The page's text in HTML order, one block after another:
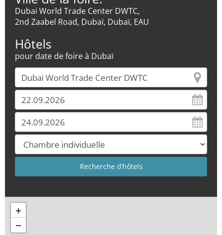
Dubai World Trade Center DWTC,
2nd Zaabel Road, Dubaï, Dubaï, EAU
Hôtels
pour date de foire à Dubaï
+
−